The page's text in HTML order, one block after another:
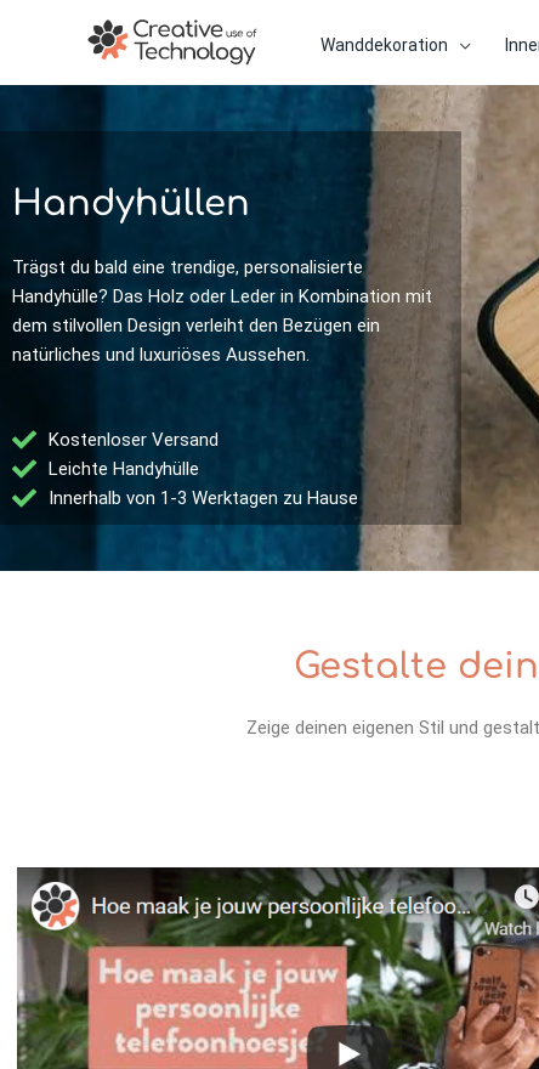
Wanddekoration
Handyhüllen
Trägst du bald eine trendige, personalisierte
Handyhülle? Das Holz oder Leder in Kombination mit
dem stilvollen Design verleiht den Bezügen ein
natürliches und luxuriöses Aussehen.
Kostenloser Versand
Leichte Handyhülle
Innerhalb von 1-3 Werktagen zu Hause
Gestalte
Zeige deinen eigenen Stil und